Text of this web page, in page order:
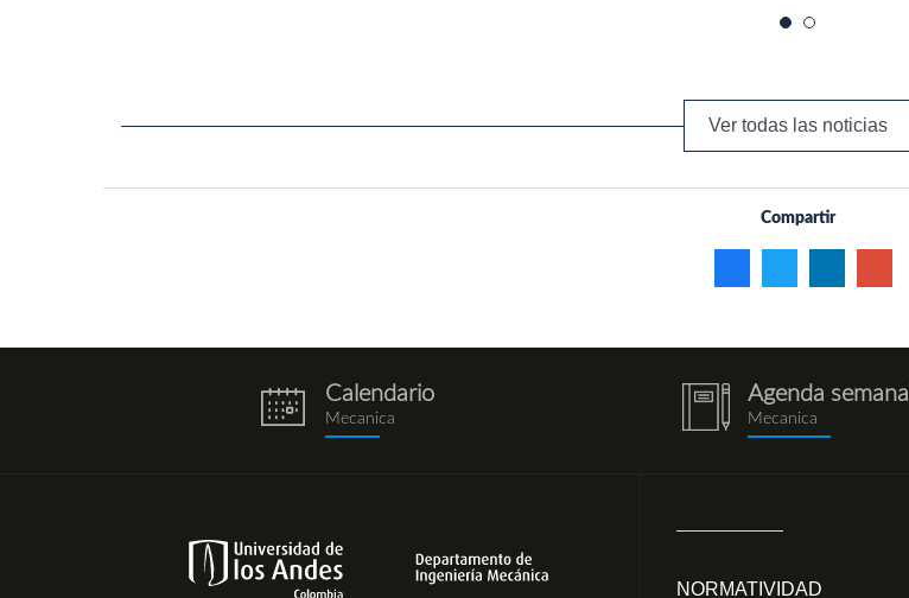
Ver todas las noticias
Compartir
eventos.png
Calendario
Mecanica
notebook
(1).png
Agenda semanal
Mecanica
NORMATIVIDAD